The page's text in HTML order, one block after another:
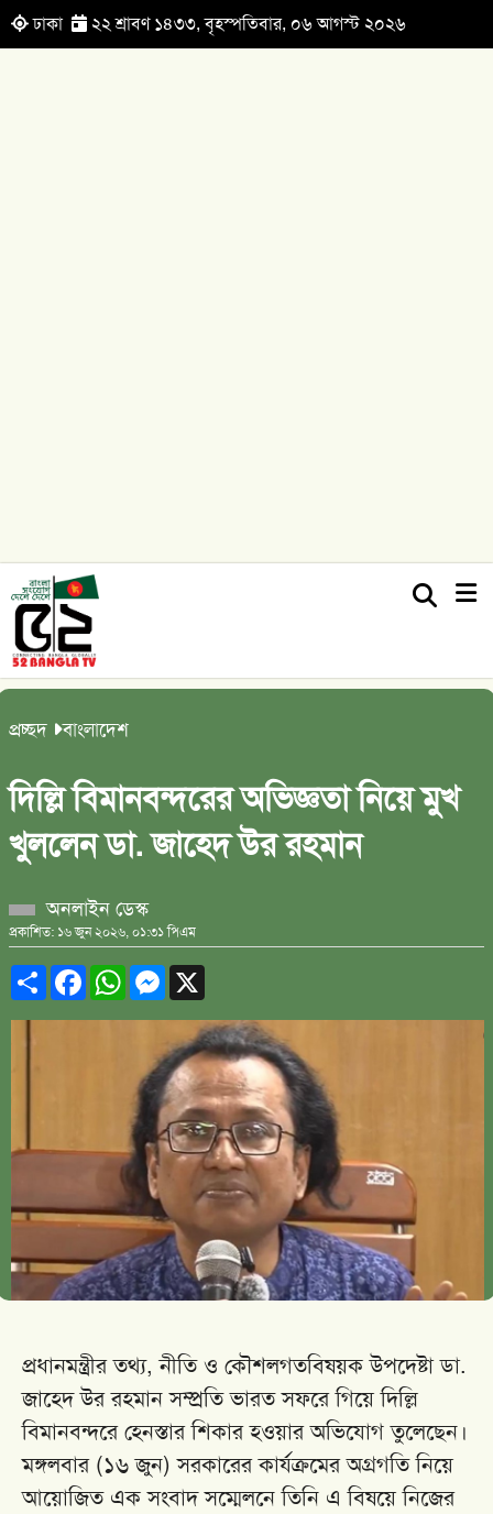
ঢাকা ২২ শ্রাবণ ১৪৩৩, বৃহস্পতিবার, ০৬ আগস্ট ২০২৬
প্রচ্ছদ বাংলাদেশ
দিল্লি বিমানবন্দরের অভিজ্ঞতা নিয়ে মুখ
খুললেন ডা. জাহেদ উর রহমান
অনলাইন ডেস্ক
প্রকাশিত: ১৬ জুন ২০২৬, ০১:৩১ পিএম
ShareFacebookWhatsAppMessenger
প্রধানমন্ত্রীর তথ্য, নীতি ও কৌশলগতবিষয়ক উপদেষ্টা ডা.
জাহেদ উর রহমান সম্প্রতি ভারত সফরে গিয়ে দিল্লি
বিমানবন্দরে হেনস্তার শিকার হওয়ার অভিযোগ তুলেছেন।
মঙ্গলবার (১৬ জুন) সরকারের কার্যক্রমের অগ্রগতি নিয়ে
আয়োজিত এক সংবাদ সম্মেলনে তিনি এ বিষয়ে নিজের